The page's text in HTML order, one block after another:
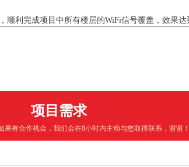
顺利完成项目中所有楼层的WiFi信号覆盖，效果
项目需求
果有合作机会，我们会在8小时内主动与您取得联系，谢谢